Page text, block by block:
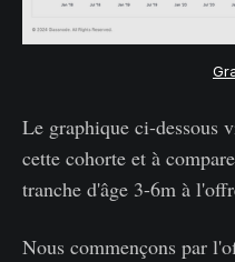
Le graphique ci-dessous
cette cohorte et à
tranche d'âge 3-6m à
Nous commençons par